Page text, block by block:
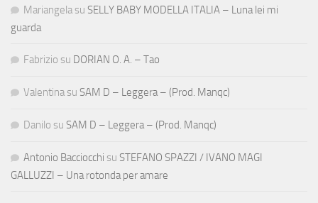
Mariangela su SELLY BABY MODELLA ITALIA – Luna lei mi
guarda
Fabrizio su DORIAN O. A. – Tao
Valentina su SAM D – Leggera – (Prod. Manqc)
Danilo su SAM D – Leggera – (Prod. Manqc)
Antonio Bacciocchi su STEFANO SPAZZI / IVANO MAGI
GALLUZZI – Una rotonda per amare